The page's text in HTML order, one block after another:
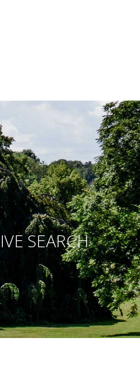
SEARCH